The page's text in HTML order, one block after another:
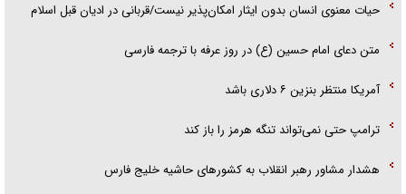
حیات معنوی انسان بدون ایثار امکان‌پذیر نیست/قربانی در ادیان قبل اسلام
متن دعای امام حسین (ع) در روز عرفه با ترجمه فارسی
آمریکا منتظر بنزین ۶ دلاری باشد
ترامپ حتی نمی‌تواند تنگه هرمز را باز کند
هشدار مشاور رهبر انقلاب به کشور‌های حاشیه خلیج فارس